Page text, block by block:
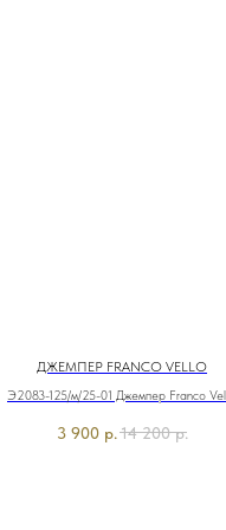
ДЖЕМПЕР FRANCO VELLO
Э2083-125/м/25-01 Джемпер Franco
3 900 р.14 200 р.